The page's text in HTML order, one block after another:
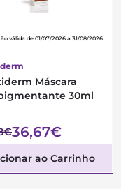
válida de 01/07/2026 a 31/08/2026
Máscara
30ml
36,67€
ao Carrinho